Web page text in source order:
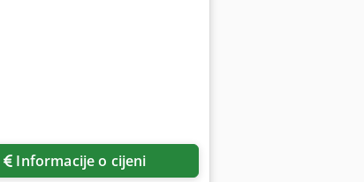
Informacije o cijeni